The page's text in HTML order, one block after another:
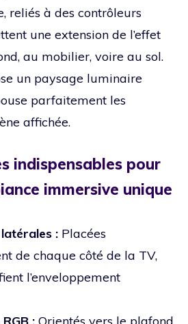
reliés à des contrôleurs
une extension de l’effet
au mobilier, voire au sol.
un paysage luminaire
parfaitement les
affichée.
indispensables pour
immersive unique
: Placées
de chaque côté de la TV,
l’enveloppement